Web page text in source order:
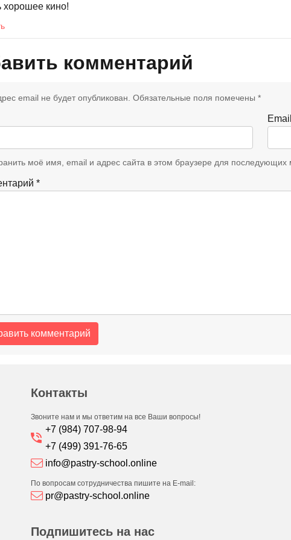
хорошее кино!
комментарий
email не будет опубликован. Обязательные поля помечены *
*
Email
моё имя, email и адрес сайта в этом браузере для последующих
Контакты
Звоните нам и мы ответим на все Ваши вопросы!
+7 (984) 707-98-94
+7 (499) 391-76-65
info@pastry-school.online
По вопросам сотрудничества пишите на E-mail:
pr@pastry-school.online
Подпишитесь на нас